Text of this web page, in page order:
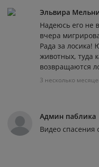
Эльвира
Надеюсь его не
вчера
Рада за лосика!
животных, туда
возвращаются
3 несколько
Админ паблика
Видео спасения